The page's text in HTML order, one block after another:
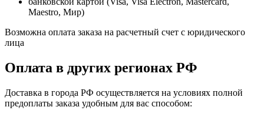
Maestro, Мир)
Возможна оплата заказа на расчетный счет с юридического
лица
Оплата в других регионах РФ
Доставка в города РФ осуществляется на условиях полной
предоплаты заказа удобным для вас способом: